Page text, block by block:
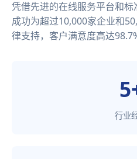
凭借先进的在线服务平台和
成功为超过10,000家企业和
律支持，客户满意度高达
行业